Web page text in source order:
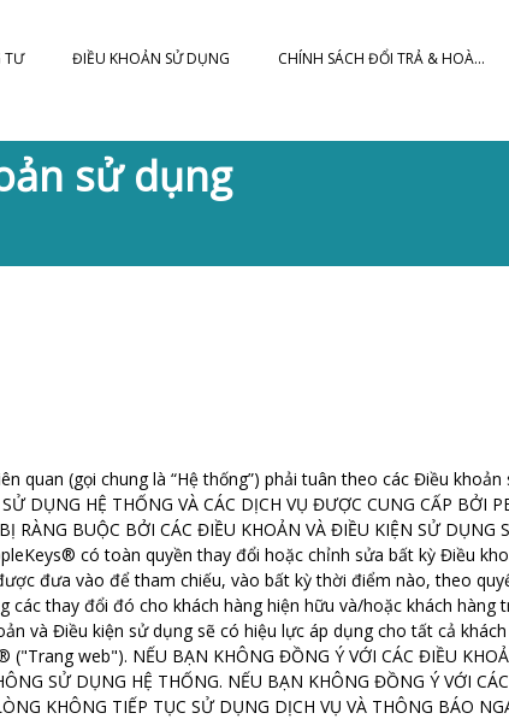
TƯ ĐIỀU KHOẢN SỬ DỤNG CHÍNH SÁCH ĐỔI TRẢ & HOÀN TIỀN
sử dụng
quan (gọi chung là “Hệ thống”) phải tuân theo các Điều khoản
DỤNG HỆ THỐNG VÀ CÁC DỊCH VỤ ĐƯỢC CUNG CẤP BỞI
BUỘC BỞI CÁC ĐIỀU KHOẢN VÀ ĐIỀU KIỆN SỬ DỤNG
có toàn quyền thay đổi hoặc chỉnh sửa bất kỳ Điều
đưa vào để tham chiếu, vào bất kỳ thời điểm nào, theo
thay đổi đó cho khách hàng hiện hữu và/hoặc khách hàng
và Điều kiện sử dụng sẽ có hiệu lực áp dụng cho tất cả khách
web"). NẾU BẠN KHÔNG ĐỒNG Ý VỚI CÁC ĐIỀU
SỬ DỤNG HỆ THỐNG. NẾU BẠN KHÔNG ĐỒNG Ý VỚI
KHÔNG TIẾP TỤC SỬ DỤNG DỊCH VỤ VÀ THÔNG BÁO